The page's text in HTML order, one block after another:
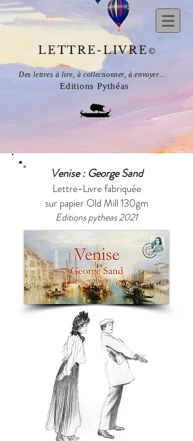
LETTRE-LIVRE©
Des lettres à lire, à collectionner, à envoyer...
Editions Pythéas
Venise : George Sand
Lettre-Livre fabriquée
sur papier Old Mill 130gm
​Editions pytheas 2021